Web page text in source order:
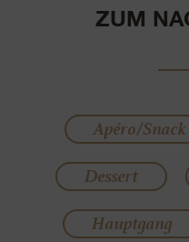
ZUM
Apéro/Snack
Dessert
Hauptgang